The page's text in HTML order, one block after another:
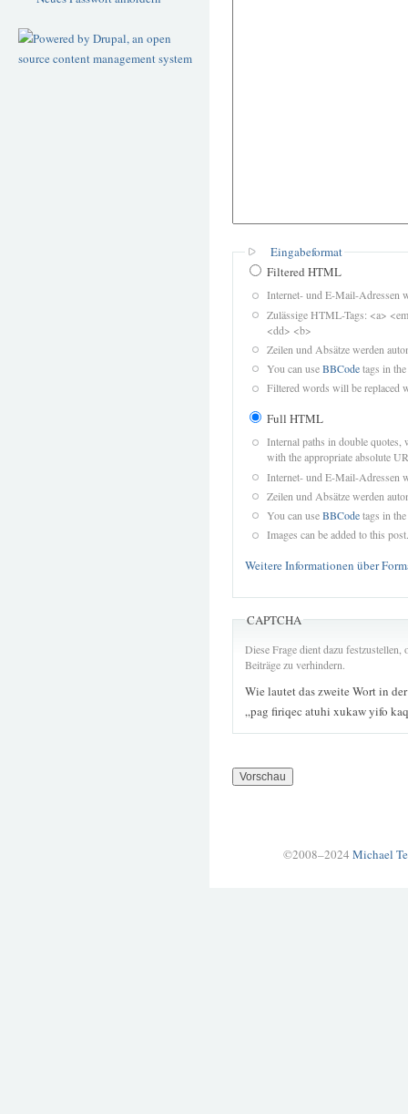
Eingabeformat
Filtered HTML
Internet- und E-Mail-Adressen
Zulässige HTML-Tags: <a>
<dd> <b>
Zeilen und Absätze werden
You can useBBCodetags in
Filtered words will be replaced
Full HTML
Internal paths in double quotes,
with the appropriate absolute
Internet- und E-Mail-Adressen
Zeilen und Absätze werden
You can useBBCodetags in
Images can be added to this post.
Weitere Informationen über
CAPTCHA
Diese Frage dient dazu
Beiträge zu verhindern.
Wie lautet das zweite Wort in
„pag firiqec atuhi xukaw yifo
©2008–2024 Michael